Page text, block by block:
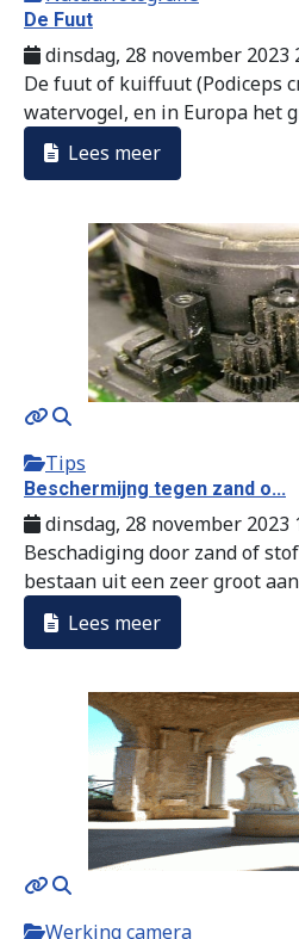
De Fuut
dinsdag, 28 november 2023
De fuut of kuiffuut (Podiceps
watervogel, en in Europa het
Lees meer
Tips
Beschermijng tegen zand o...
dinsdag, 28 november 2023
Beschadiging door zand of
bestaan uit een zeer groot
Lees meer
Werking camera